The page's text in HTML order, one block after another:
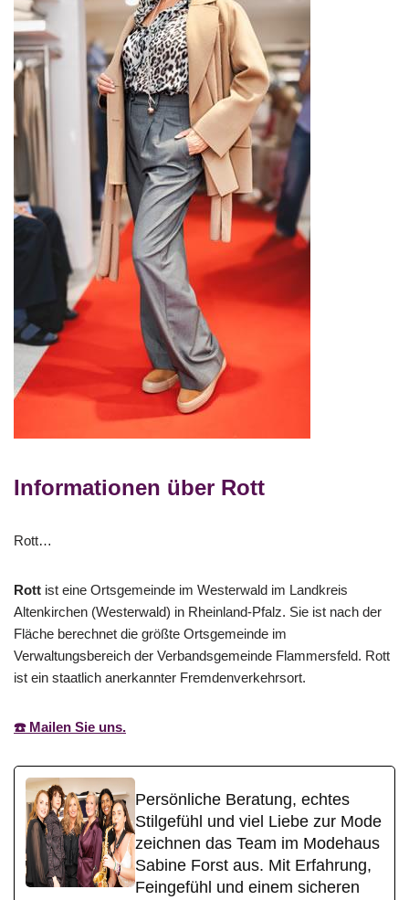
Informationen über Rott
Rott…
Rott ist eine Ortsgemeinde im Westerwald im Landkreis
Altenkirchen (Westerwald) in Rheinland-Pfalz. Sie ist nach der
Fläche berechnet die größte Ortsgemeinde im
Verwaltungsbereich der Verbandsgemeinde Flammersfeld. Rott
ist ein staatlich anerkannter Fremdenverkehrsort.
☎️ Mailen Sie uns.
Persönliche Beratung, echtes
Stilgefühl und viel Liebe zur Mode
zeichnen das Team im Modehaus
Sabine Forst aus. Mit Erfahrung,
Feingefühl und einem sicheren